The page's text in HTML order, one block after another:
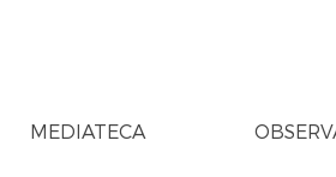
MEDIATECA